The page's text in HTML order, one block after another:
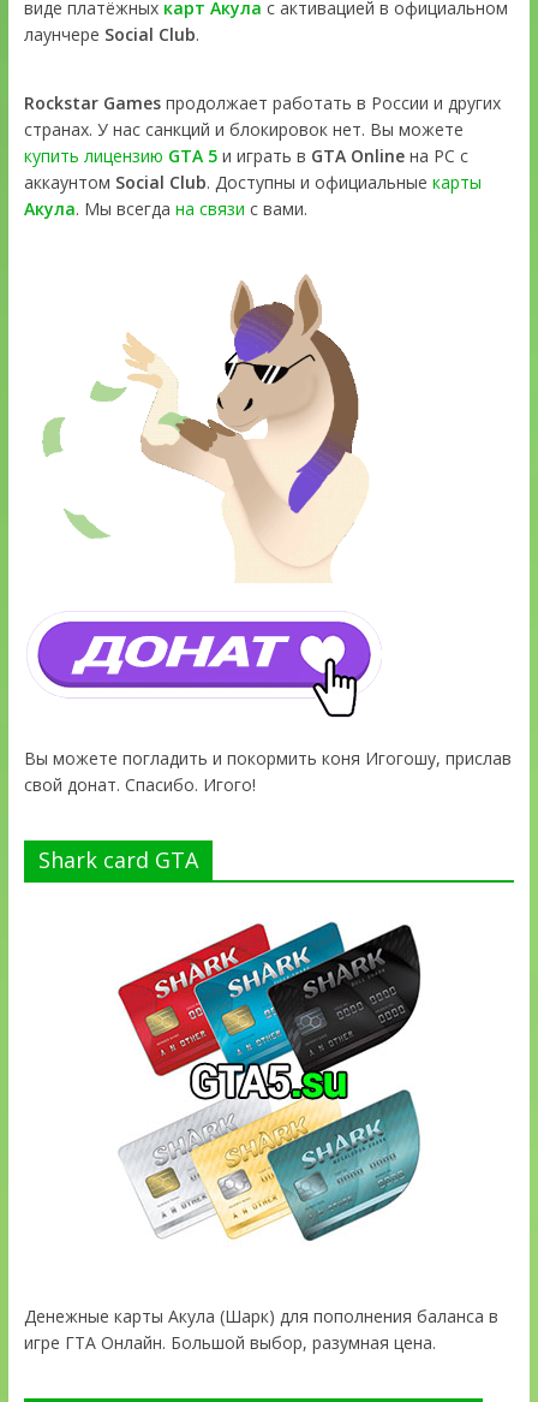
виде платёжных карт Акула с активацией в официальном
лаунчере Social Club.
Rockstar Gamesпродолжает работать в России и других
странах. У нас санкций и блокировок нет. Вы можете
купить лицензию GTA 5и играть в GTA Onlineна PC с
аккаунтом Social Club. Доступны и официальные карты
Акула. Мы всегда на связи с вами.
Вы можете погладить и покормить коня Игогошу, прислав
свой донат. Спасибо. Игого!
Shark card GTA
Денежные карты Акула (Шарк) для пополнения баланса в
игре ГТА Онлайн. Большой выбор, разумная цена.